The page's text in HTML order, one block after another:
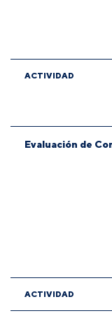
ACTIVIDAD
Evaluación de
ACTIVIDAD